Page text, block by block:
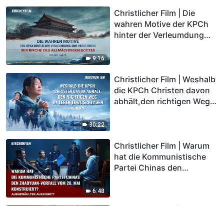
9:16
Christlicher Film | Die
wahren Motive der KPCh
hinter der Verleumdung
30:22
Christlicher Film | Weshalb
die KPCh Christen davon
abhält,den richtigen Weg
6:48
Christlicher Film | Warum
hat die Kommunistische
Partei Chinas den